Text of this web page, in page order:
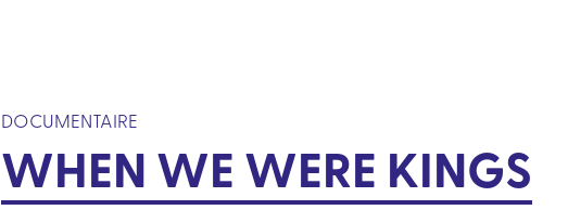
DOCUMENTAIRE
WHEN WE WERE KINGS